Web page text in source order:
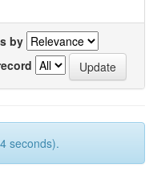
by
seconds).